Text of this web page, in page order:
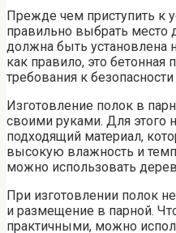
Прежде чем приступить к
правильно выбрать место
должна быть установлена
как правило, это бетонная
требования к
Изготовление полок в
своими руками. Для этого
подходящий материал,
высокую влажность и
можно использовать
При изготовлении полок
и размещение в парной.
практичными, можно